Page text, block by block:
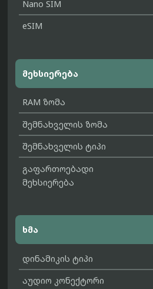
Nano SIM
eSIM
მეხსიერება
RAM ზომა
შემნახველის ზომა
შემნახველის ტიპი
გაფართოებადი
მეხსიერება
ხმა
დინამიკის ტიპი
აუდიო კონექტორი